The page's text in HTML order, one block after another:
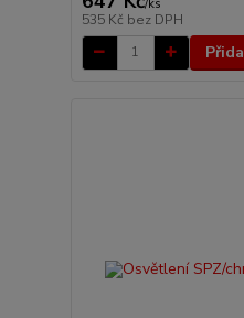
/ks
535 Kč bez DPH